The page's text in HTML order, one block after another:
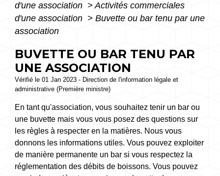
d'une association > Activités commerciales
d'une association > Buvette ou bar tenu par une
association
BUVETTE OU BAR TENU PAR
UNE ASSOCIATION
Vérifié le 01 Jan 2023 - Direction de l'information légale et
administrative (Première ministre)
En tant qu'association, vous souhaitez tenir un bar ou
une buvette mais vous vous posez des questions sur
les règles à respecter en la matières. Nous vous
donnons les informations utiles. Vous pouvez exploiter
de manière permanente un bar si vous respectez la
réglementation des débits de boissons. Vous pouvez